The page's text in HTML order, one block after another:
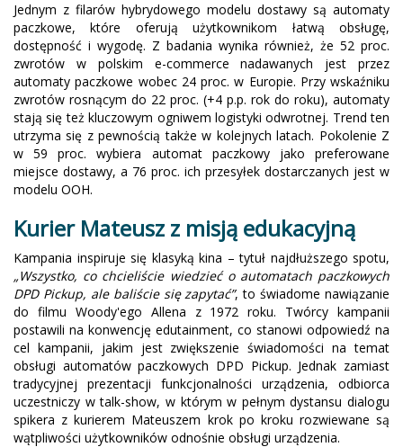
Jednym z filarów hybrydowego modelu dostawy są automaty
paczkowe, które oferują użytkownikom łatwą obsługę,
dostępność i wygodę. Z badania wynika również, że 52 proc.
zwrotów w polskim e-commerce nadawanych jest przez
automaty paczkowe wobec 24 proc. w Europie. Przy wskaźniku
zwrotów rosnącym do 22 proc. (+4 p.p. rok do roku), automaty
stają się też kluczowym ogniwem logistyki odwrotnej. Trend ten
utrzyma się z pewnością także w kolejnych latach. Pokolenie Z
w 59 proc. wybiera automat paczkowy jako preferowane
miejsce dostawy, a 76 proc. ich przesyłek dostarczanych jest w
modelu OOH.
Kurier Mateusz z misją edukacyjną
Kampania inspiruje się klasyką kina – tytuł najdłuższego spotu,
„Wszystko, co chcieliście wiedzieć o automatach paczkowych
DPD Pickup, ale baliście się zapytać”, to świadome nawiązanie
do filmu Woody'ego Allena z 1972 roku. Twórcy kampanii
postawili na konwencję edutainment, co stanowi odpowiedź na
cel kampanii, jakim jest zwiększenie świadomości na temat
obsługi automatów paczkowych DPD Pickup. Jednak zamiast
tradycyjnej prezentacji funkcjonalności urządzenia, odbiorca
uczestniczy w talk-show, w którym w pełnym dystansu dialogu
spikera z kurierem Mateuszem krok po kroku rozwiewane są
wątpliwości użytkowników odnośnie obsługi urządzenia.